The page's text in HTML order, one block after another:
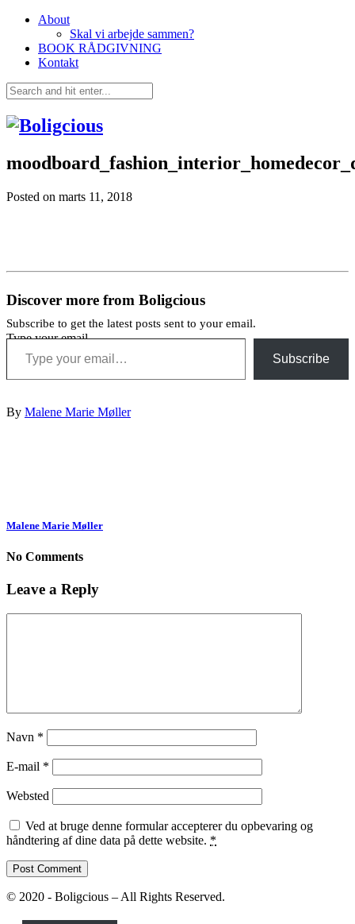
About
Skal vi arbejde sammen?
BOOK RÅDGIVNING
Kontakt
Posted on marts 11, 2018
Discover more from Boligcious
Subscribe to get the latest posts sent to your email.
Type your email…
Subscribe
By Malene Marie Møller
Malene Marie Møller
No Comments
Leave a Reply
Navn *
E-mail *
Websted
Ved at bruge denne formular accepterer du opbevaring og
håndtering af dine data på dette website. *
© 2020 - Boligcious – All Rights Reserved.